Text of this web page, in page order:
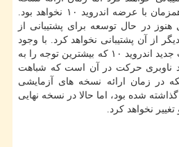
سازگار آنها بطور یكسان و همزمان با عرضه اندروید ۱۰ نخواهد بود.
هنوز در حال توسعه برای پشتیبانی از
از آن پشتیبانی نخواهد كرد. با وجود
این، بیشتر از هر چیز، قابلیت جدید اندروید ۱۰ كه بیشترین توجه را به
ناوبری حركت در آن است كه شباهت
در زمان ارائه نسخه های آزمایشی
كنار گذاشته شده بود، اما حالا در نسخه نهایی
نخواهد كرد.